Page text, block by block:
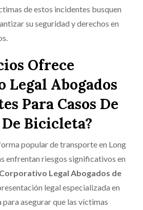
de estos incidentes busquen
su seguridad y derechos en
Ofrece
Legal Abogados
Para Casos De
Bicicleta?
popular de transporte en Long
enfrentan riesgos significativos en
Corporativo Legal Abogados de
legal especializada en
asegurar que las víctimas